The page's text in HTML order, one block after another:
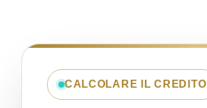
CALCOLARE IL CREDITO